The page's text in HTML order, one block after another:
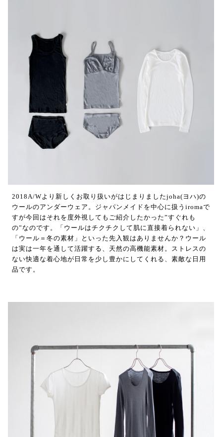
2018A/Wより新しくお取り扱いがはじまりましたjoha(ヨハ)の
ウールのアンダーウェア。ジャパンメイドを中心に扱うiromaで
すが今回はそれを度外視してもご紹介したかった”すぐれも
の”なのです。「ウールはチクチクして肌に直接着られない」、
「ウール＝冬の素材」といった先入観はありませんか？ウール
は実は一年を通して活躍する、天然の高機能素材。ストレスの
ない快適な着心地が日常を少し豊かにしてくれる、素敵な日用
品です。